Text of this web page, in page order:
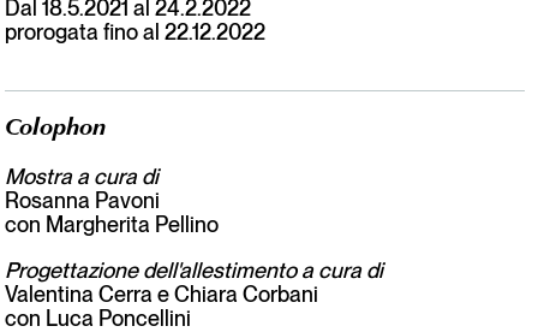
Dal 18.5.2021 al 24.2.2022
prorogata fino al 22.12.2022
Colophon
Mostra a cura di
Rosanna Pavoni
con Margherita Pellino
Progettazione dell'allestimento a cura di
Valentina Cerra e Chiara Corbani
con Luca Poncellini